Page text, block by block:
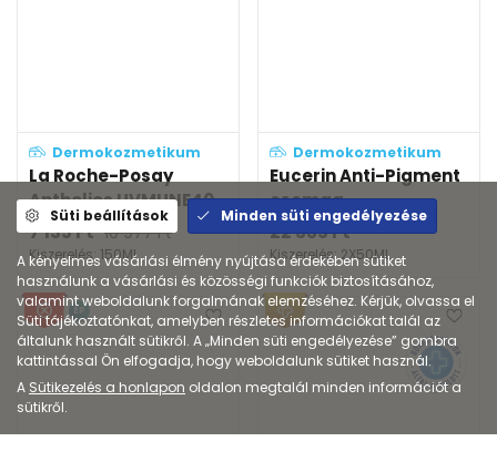
Dermokozmetikum
La Roche-Posay
Anthelios UVMUNE40...
7 135Ft 10 977Ft
Kiszerelés: 150ML
Dermokozmetikum
Eucerin Anti-Pigment
csomag
22 335Ft
Kiszerelés: 2X50ML
EP
Süti beállítások Minden süti engedélyezése
A kényelmes vásárlási élmény nyújtása érdekében sütiket
használunk a vásárlási és közösségi funkciók biztosításához,
valamint weboldalunk forgalmának elemzéséhez. Kérjük, olvassa el
Süti tájékoztatónkat, amelyben részletes információkat talál az
általunk használt sütikről. A „Minden süti engedélyezése” gombra
kattintással Ön elfogadja, hogy weboldalunk sütiket használ.
A Sütikezelés a honlapon oldalon megtalál minden információt a
sütikről.